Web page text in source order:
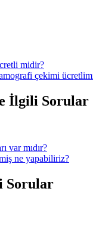
midir?
çekimi
İlgili Sorular
var mıdır?
ne yapabiliriz?
Sorular